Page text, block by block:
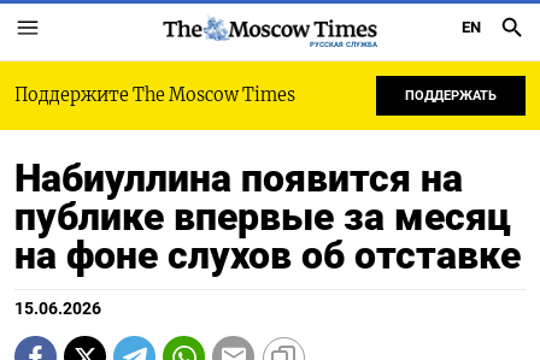
РУССКАЯ СЛУЖБА
EN
Поддержите The Moscow Times ПОДДЕРЖАТЬ
Набиуллина появится на
публике впервые за месяц
на фоне слухов об отставке
15.06.2026